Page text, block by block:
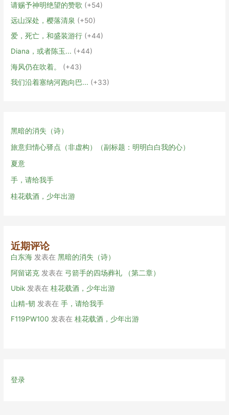
请赐予神明绝望的赞歌
+54
远山深处，樱落清泉
+50
爱，死亡，和盛装游行
+44
Diana，或者陈玉...
+44
海风仍在吹着。
+43
我们沿着塞纳河跑向巴...
+33
黑暗的消失（诗）
旅意归情心驿点（非虚构）（副标题：明明白白我的心）
夏意
手，请给我手
桂花载酒，少年出游
近期评论
白东海 发表在黑暗的消失（诗）
阿留诺克 发表在 弓箭手的四场葬礼 （第二章）
Ubik 发表在桂花载酒，少年出游
山精-韧 发表在手，请给我手
F119PW100 发表在桂花载酒，少年出游
登录